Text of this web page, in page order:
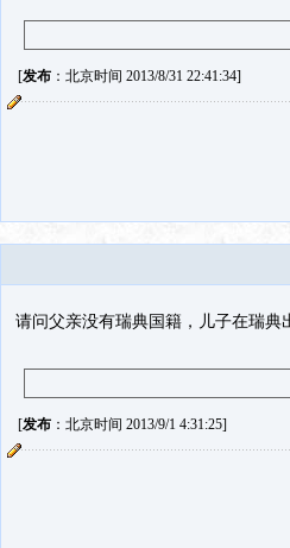
[发布：北京时间 2013/8/31 22:41:34]
请问父亲没有瑞典国籍，儿子在瑞典
[发布：北京时间 2013/9/1 4:31:25]